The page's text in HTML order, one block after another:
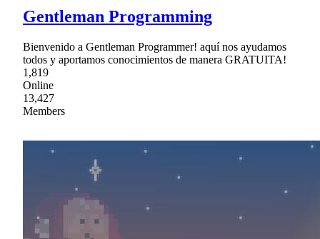
Gentleman Programming
Bienvenido a Gentleman Programmer! aquí nos ayudamos
todos y aportamos conocimientos de manera GRATUITA!
1,819
Online
13,427
Members